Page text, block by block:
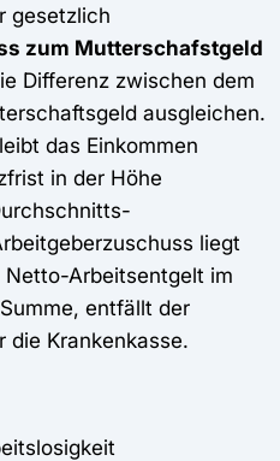
gesetzlich
zum Mutterschafstgeld
Differenz zwischen dem
ausgleichen.
das Einkommen
in der Höhe
liegt
Netto-Arbeitsentgelt im
entfällt der
die Krankenkasse.